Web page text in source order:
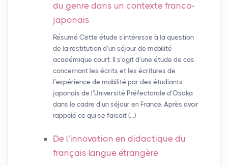
du genre dans un contexte franco-
japonais
Résumé Cette étude s’intéresse à la question
de la restitution d’un séjour de mobilité
académique court. Il s’agit d’une étude de cas
concernant les écrits et les écritures de
l’expérience de mobilité par des étudiants
japonais de l’Université Préfectorale d’Osaka
dans le cadre d’un séjour en France. Après avoir
rappelé ce qui se faisait (…)
De l’innovation en didactique du
français langue étrangère